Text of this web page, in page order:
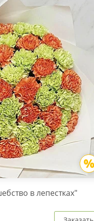
в лепестках"